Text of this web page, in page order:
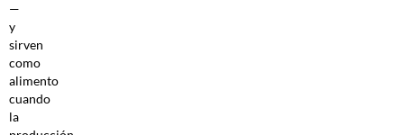
—
y
sirven
como
alimento
cuando
la